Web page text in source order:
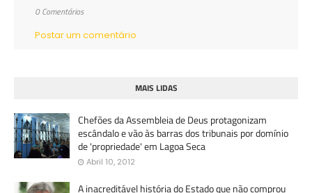
0 Comentários
Postar um comentário
MAIS LIDAS
Chefões da Assembleia de Deus protagonizam
escândalo e vão às barras dos tribunais por domínio
de 'propriedade' em Lagoa Seca
Abril 10, 2012
A inacreditável história do Estado que não comprou